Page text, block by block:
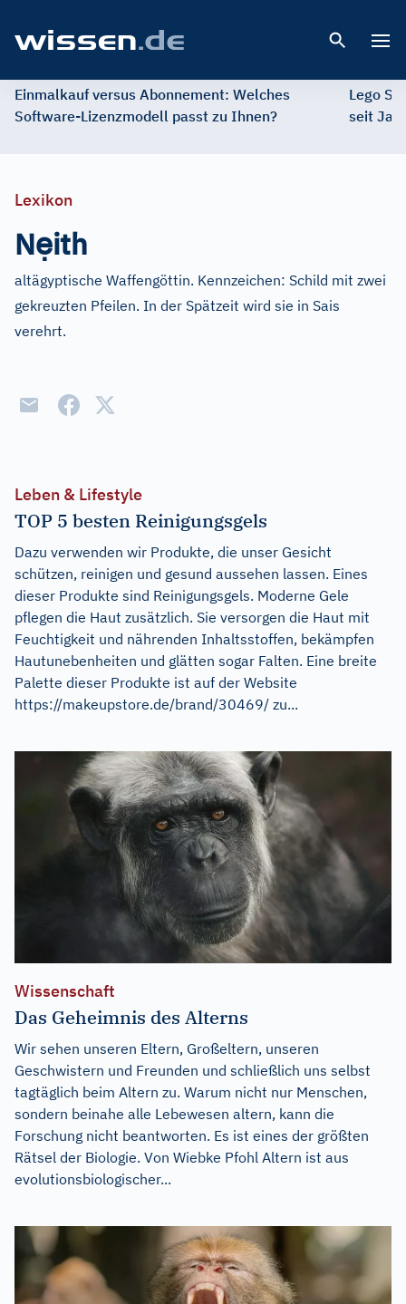
Einmalkauf versus Abonnement: Welches
Software-Lizenzmodell passt zu Ihnen?
Lego
seit
Lexikon
Nẹith
altägyptische Waffengöttin. Kennzeichen: Schild mit zwei
gekreuzten Pfeilen. In der Spätzeit wird sie in Sais
verehrt.
Leben & Lifestyle
TOP 5 besten Reinigungsgels
Dazu verwenden wir Produkte, die unser Gesicht
schützen, reinigen und gesund aussehen lassen. Eines
dieser Produkte sind Reinigungsgels. Moderne Gele
pflegen die Haut zusätzlich. Sie versorgen die Haut mit
Feuchtigkeit und nährenden Inhaltsstoffen, bekämpfen
Hautunebenheiten und glätten sogar Falten. Eine breite
Palette dieser Produkte ist auf der Website
https://makeupstore.de/brand/30469/ zu...
Wissenschaft
Das Geheimnis des Alterns
Wir sehen unseren Eltern, Großeltern, unseren
Geschwistern und Freunden und schließlich uns selbst
tagtäglich beim Altern zu. Warum nicht nur Menschen,
sondern beinahe alle Lebewesen altern, kann die
Forschung nicht beantworten. Es ist eines der größten
Rätsel der Biologie. Von Wiebke Pfohl Altern ist aus
evolutionsbiologischer...